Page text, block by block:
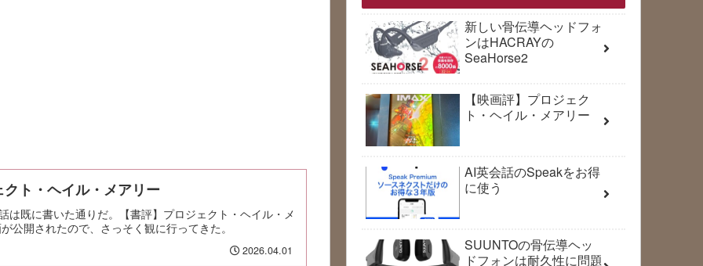
ト・ヘイル・メアリー
は既に書いた通りだ。【書評】プロジェクト・ヘイル・メ
公開されたので、さっそく観に行ってきた。
2026.04.01
新しい骨伝導ヘッドフォ
ンはHACRAYの
SeaHorse2
【映画評】プロジェク
ト・ヘイル・メアリー
AI英会話のSpeakをお得
に使う
SUUNTOの骨伝導ヘッ
ドフォンは耐久性に問題